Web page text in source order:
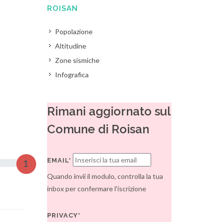
1
ROISAN
Popolazione
Altitudine
Zone sismiche
Infografica
Rimani aggiornato sul
Comune di Roisan
EMAIL*
Quando invii il modulo, controlla la tua
inbox per confermare l'iscrizione
PRIVACY*